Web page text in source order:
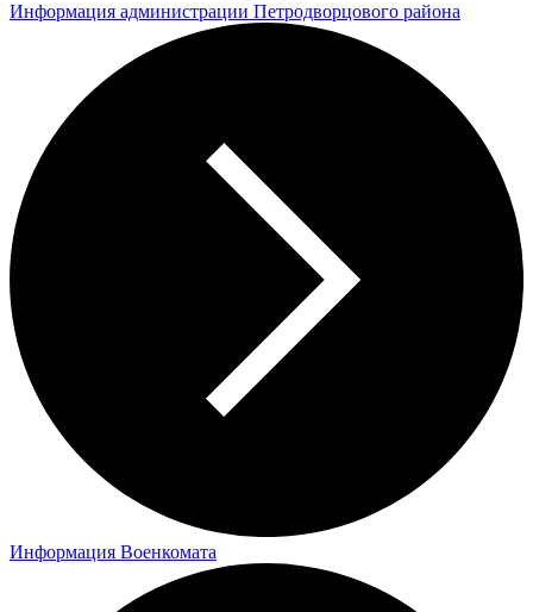
Информация администрации Петродворцового района
Информация Военкомата